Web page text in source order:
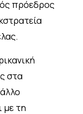
πρόεδρος
στα
με τη